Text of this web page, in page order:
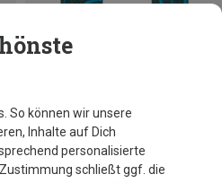
So können wir unsere
Inhalte auf Dich
personalisierte
schließt ggf. die